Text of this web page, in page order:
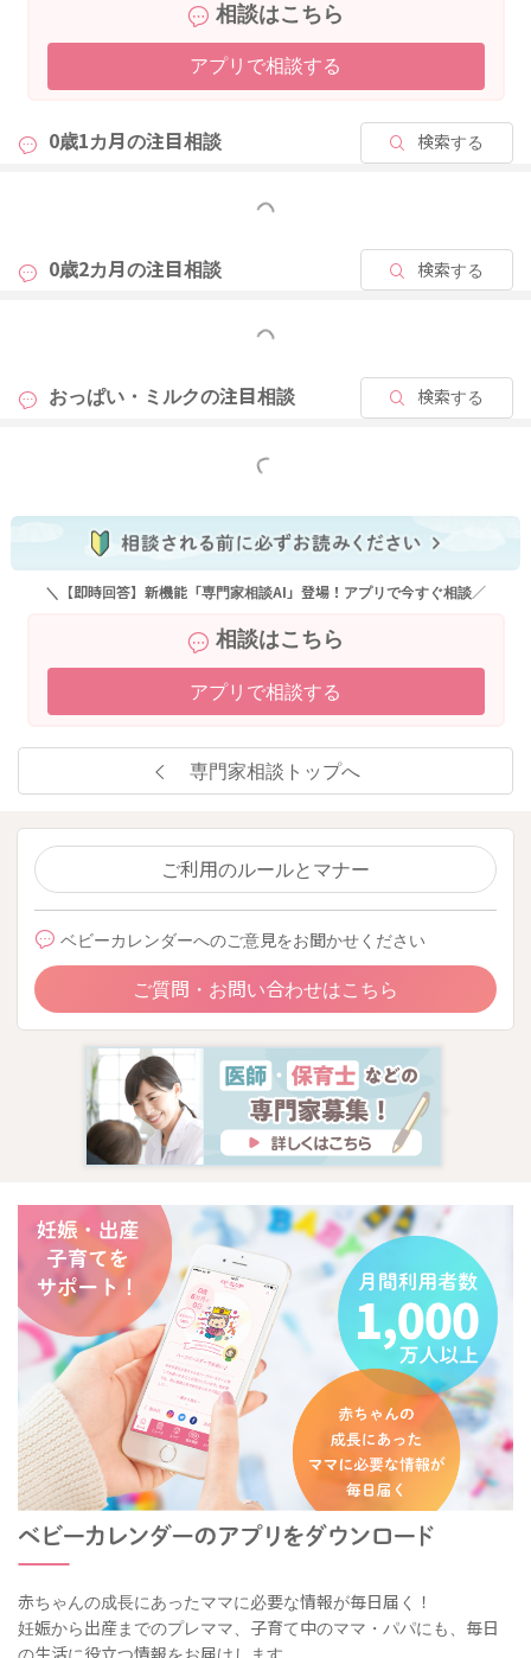
そしておっぱいの高さとお子さんのお口の高さが合うように調
整をしてみてくださいね。
そのためにお母さんが前屈みにならないように、クッションや
されてみるといいですよ。
またお子さんのほっぺとおっぱいがくっつくぐらいに密着をし
りますよ。そうすると咥えてくれるようになることもあるかも
してから飲ませてあげるようになさってみてください。
繰り返していかれることで、より皮膚の伸展が良くなって、乳
そしてお子さんが咥えてくれている時に、重力の力も借りて乳
もしれません。
よかったら参考になさってみてください。
お近くの母乳外来でもみてもらってみるといいと思います。
2025/11/13 9:26
相談はこちら
アプリで相談する
0歳1カ月の注目相談 検索する
もっと見る
0歳2カ月の注目相談 検索する
もっと見る
おっぱい・ミルクの注目相談 検索する
もっと見る
＼【即時回答】新機能「専門家相談AI」登場！アプリで今すぐ相談／
相談はこちら
アプリで相談する
専門家相談トップへ
ご利用のルールとマナー
ベビーカレンダーへのご意見をお聞かせください
ご質問・お問い合わせはこちら
赤ちゃんの成長にあったママに必要な情報が毎日届く！
妊娠から出産までのプレママ、子育て中のママ・パパにも、毎日
の生活に役立つ情報をお届けします。